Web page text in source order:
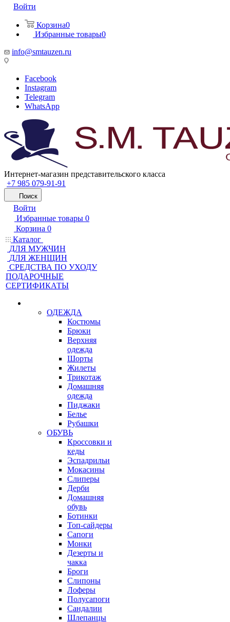
Войти
Корзина0
Избранные товары0
info@smtauzen.ru
Facebook
Instagram
Telegram
WhatsApp
Интернет-магазин представительского класса
+7 985 079-91-91
Поиск
Войти
Избранные товары 0
Корзина 0
Каталог
ДЛЯ МУЖЧИН
ДЛЯ ЖЕНЩИН
CРЕДСТВА ПО УХОДУ
ПОДАРОЧНЫЕ
СЕРТИФИКАТЫ
ОДЕЖДА
Костюмы
Брюки
Верхняя
одежда
Шорты
Жилеты
Трикотаж
Домашняя
одежда
Пиджаки
Белье
Рубашки
ОБУВЬ
Кроссовки и
кеды
Эспадрильи
Мокасины
Слиперы
Дерби
Домашняя
обувь
Ботинки
Топ-сайдеры
Сапоги
Монки
Дезерты и
чакка
Броги
Слипоны
Лоферы
Полусапоги
Сандалии
Шлепанцы